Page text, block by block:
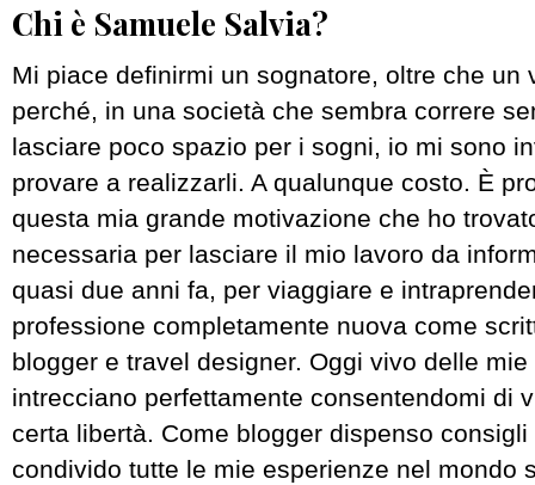
Chi è Samuele Salvia?
Mi piace definirmi un sognatore, oltre che un
perché, in una società che sembra correre
lasciare poco spazio per i sogni, io mi sono
provare a realizzarli. A qualunque costo. È
questa mia grande motivazione che ho
necessaria per lasciare il mio lavoro da
quasi due anni fa, per viaggiare e
professione completamente nuova come
blogger e travel designer. Oggi vivo delle
intrecciano perfettamente consentendomi di
certa libertà. Come blogger dispenso
condivido tutte le mie esperienze nel mondo